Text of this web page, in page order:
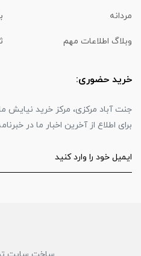
مردانه
وبلاگ اطلاعات مهم
خرید حضوری:
جنت آباد مرکزی، مرکز خرید نیایش
برای اطلاع از آخرین اخبار ما در